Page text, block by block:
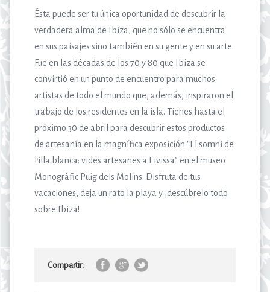
Ésta puede ser tu única oportunidad de descubrir la
verdadera alma de Ibiza, que no sólo se encuentra
en sus paisajes sino también en su gente y en su arte.
Fue en las décadas de los 70 y 80 que Ibiza se
convirtió en un punto de encuentro para muchos
artistas de todo el mundo que, además, inspiraron el
trabajo de los residentes en la isla. Tienes hasta el
próximo 30 de abril para descubrir estos productos
de artesanía en la magnífica exposición “El somni de
l’illa blanca: vides artesanes a Eivissa” en el museo
Monogràfic Puig dels Molins. Disfruta de tus
vacaciones, deja un rato la playa y ¡descúbrelo todo
sobre Ibiza!
Compartir: